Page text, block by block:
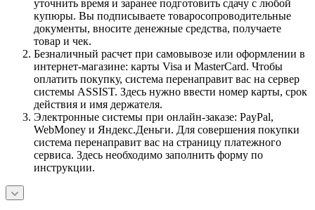
уточнить время и заранее подготовить сдачу с любой
купюры. Вы подписываете товаросопроводительные
документы, вносите денежные средства, получаете
товар и чек.
Безналичный расчет при самовывозе или оформлении в
интернет-магазине: карты Visa и MasterCard. Чтобы
оплатить покупку, система перенаправит вас на сервер
системы ASSIST. Здесь нужно ввести номер карты, срок
действия и имя держателя.
Электронные системы при онлайн-заказе: PayPal,
WebMoney и Яндекс.Деньги. Для совершения покупки
система перенаправит вас на страницу платежного
сервиса. Здесь необходимо заполнить форму по
инструкции.